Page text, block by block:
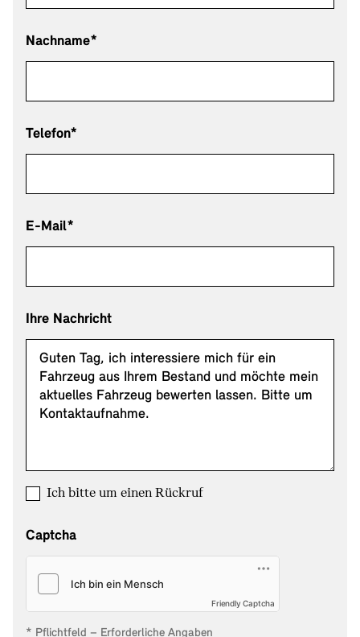
Nachname*
Telefon*
E-Mail*
Ihre Nachricht
Ich bitte um einen Rückruf
Captcha
Friendly Captcha
* Pflichtfeld – Erforderliche Angaben